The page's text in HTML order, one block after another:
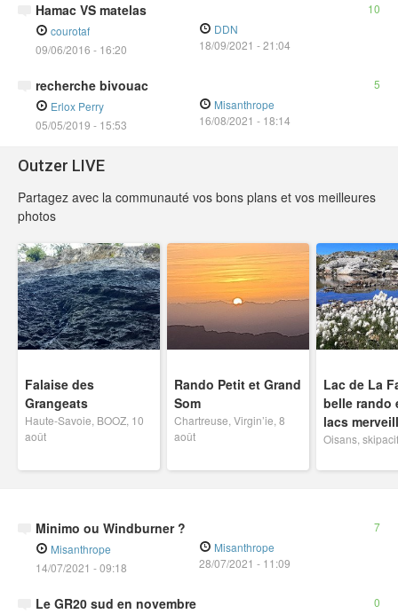
Hamac VS matelas
10
courotaf
09/06/2016 - 16:20
DDN
18/09/2021 -21:04
recherche bivouac
5
Erlox Perry
05/05/2019 - 15:53
Misanthrope
16/08/2021 -18:14
Outzer LIVE
Partagez avec la communauté vos bons plans et vos meilleures
photos
Falaise des
Grangeats
Haute-Savoie, BOOZ, 10
août
Rando Petit et Grand
Som
Chartreuse, Virgin’ie, 8
août
Lac de La
belle rando
lacs
Oisans,
Minimo ou Windburner ?
7
Misanthrope
14/07/2021 - 09:18
Misanthrope
28/07/2021 -11:09
Le GR20 sud en novembre
0